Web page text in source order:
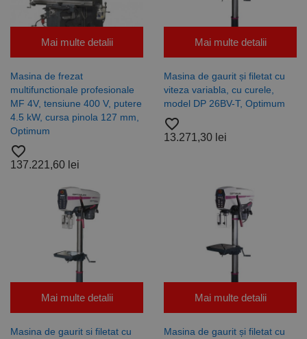
Mai multe detalii
Masina de frezat
multifunctionale profesionale
MF 4V, tensiune 400 V, putere
4.5 kW, cursa pinola 127 mm,
Optimum
favorite_border
137.221,60 lei
Mai multe detalii
Masina de gaurit și filetat cu
viteza variabla, cu curele,
model DP 26BV-T, Optimum
favorite_border
13.271,30 lei
Mai multe detalii
Masina de gaurit si filetat cu
Mai multe detalii
Masina de gaurit și filetat cu